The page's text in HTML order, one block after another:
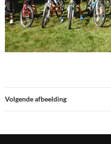
Volgende afbeelding